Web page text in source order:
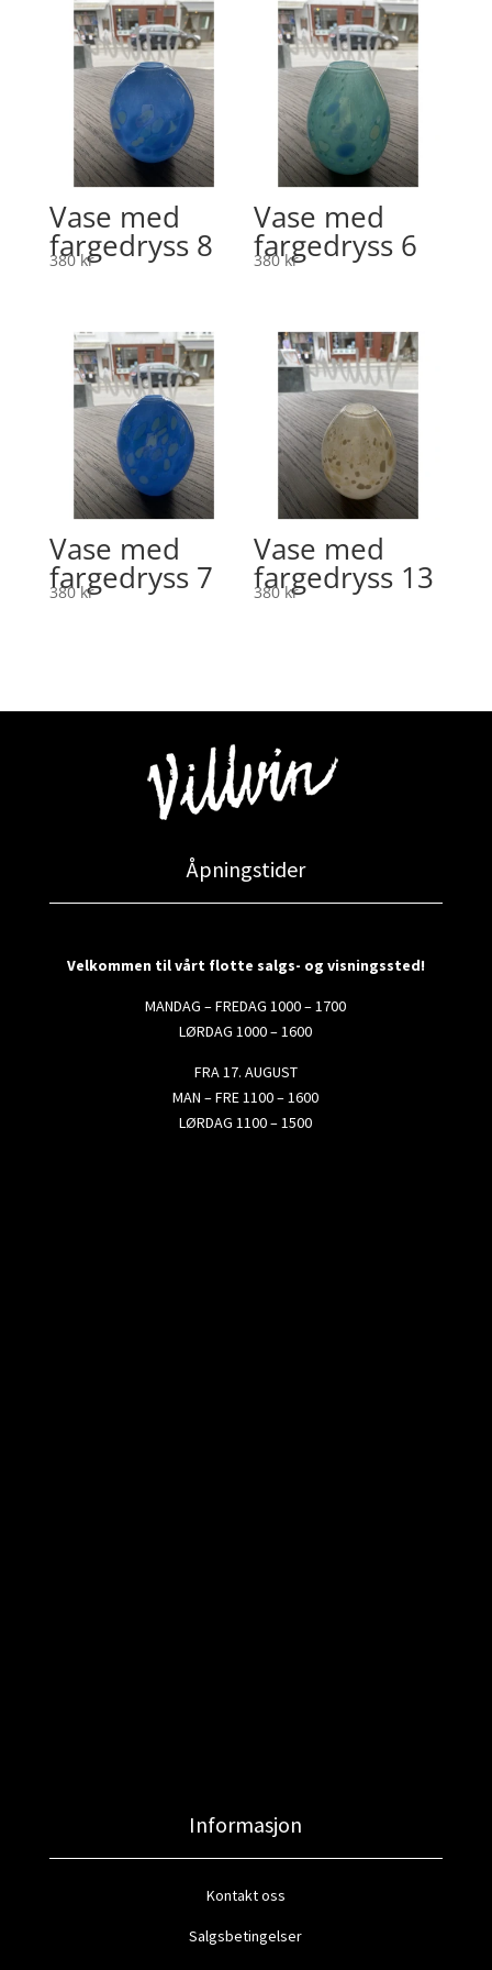
Vase med
fargedryss 8
380kr
Vase med
fargedryss 6
380kr
Vase med
fargedryss 7
380kr
Vase med
fargedryss 13
380kr
Åpningstider
Velkommen til vårt flotte salgs- og visningssted!
MANDAG – FREDAG 1000 – 1700
LØRDAG 1000 – 1600
FRA 17. AUGUST
MAN – FRE 1100 – 1600
LØRDAG 1100 – 1500
Informasjon
Kontakt oss
Salgsbetingelser